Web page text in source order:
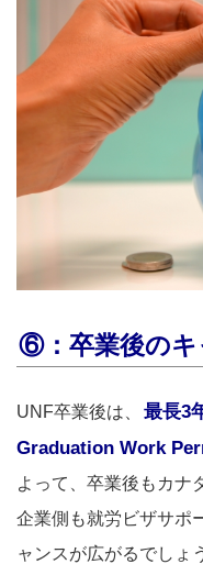
⑥：卒業後のキ
UNF卒業後は、
最長3
Graduation Work
よって、卒業後もカナ
企業側も就労ビザサポ
ャンスが広がるでしょ